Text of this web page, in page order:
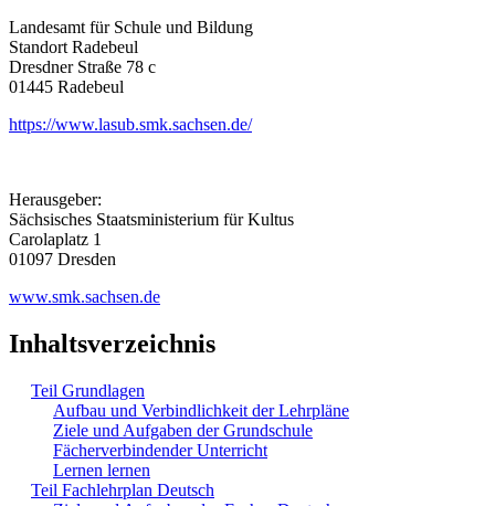
Landesamt für Schule und Bildung
Standort Radebeul
Dresdner Straße 78 c
01445 Radebeul
https://www.lasub.smk.sachsen.de/
Herausgeber:
Sächsisches Staatsministerium für Kultus
Carolaplatz 1
01097 Dresden
www.smk.sachsen.de
Inhaltsverzeichnis
Teil Grundlagen
Aufbau und Verbindlichkeit der Lehrpläne
Ziele und Aufgaben der Grundschule
Fächerverbindender Unterricht
Lernen lernen
Teil Fachlehrplan Deutsch